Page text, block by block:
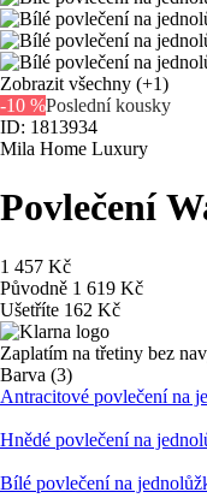
Zobrazit všechny (+1)
-10 %Poslední kousky
ID: 1813934
Mila Home Luxury
Povlečení
1 457 Kč
Původně 1 619 Kč
Ušetříte 162 Kč
Zaplatím na třetiny bez
Barva (3)
Antracitové povlečení na
Hnědé povlečení na
Bílé povlečení na